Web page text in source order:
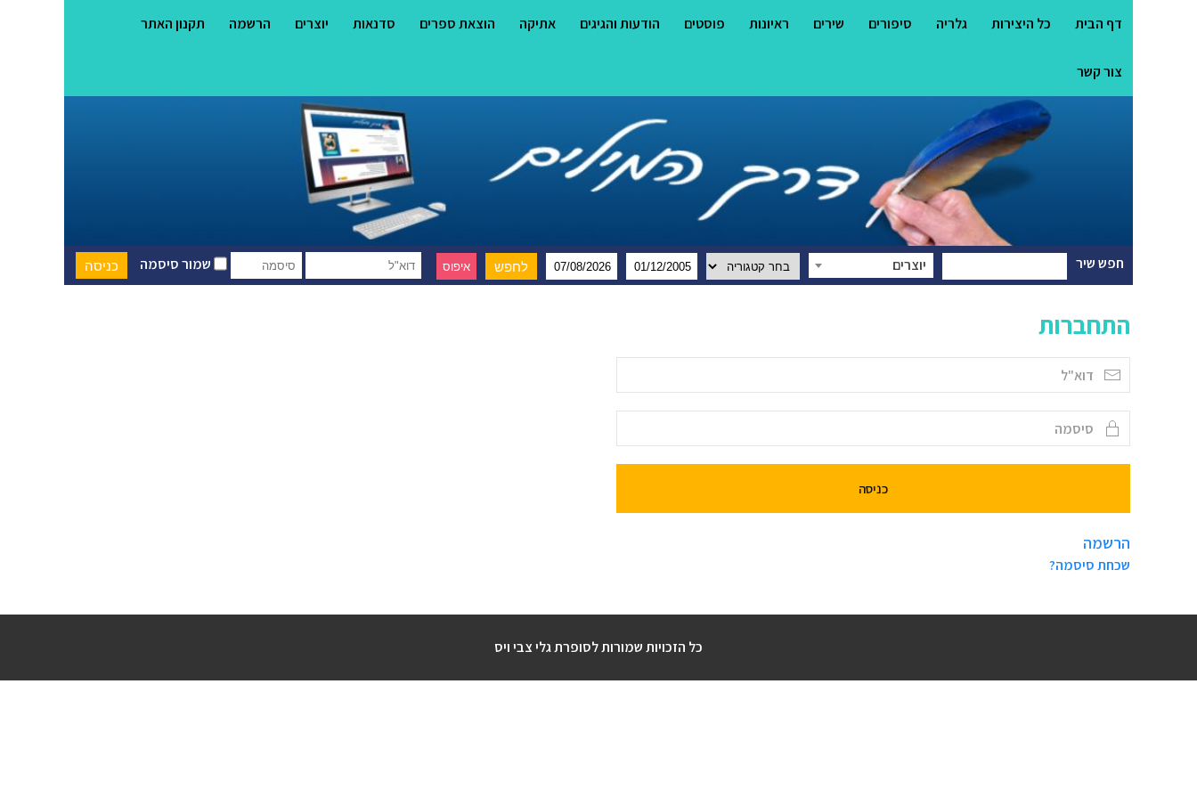
דף הבית כל היצירות גלריה סיפורים שירים ראיונות פוסטים הודעות והגיגים אתיקה הוצאת ספרים סדנאות יוצרים הרשמה תקנון האתר
צור קשר
שמור סיסמה חפש שיר יוצרים
התחברות
הרשמה
שכחת סיסמה?
כל הזכויות שמורות לסופרת גלי צבי ויס